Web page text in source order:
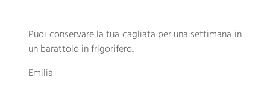
Puoi conservare la tua cagliata per una settimana in
un barattolo in frigorifero..
Emilia